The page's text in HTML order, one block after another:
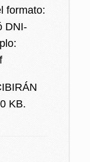
formato:
DNI-
KB.